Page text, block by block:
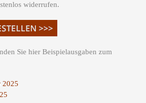
widerrufen.
Sie hier Beispielausgaben zum
2025